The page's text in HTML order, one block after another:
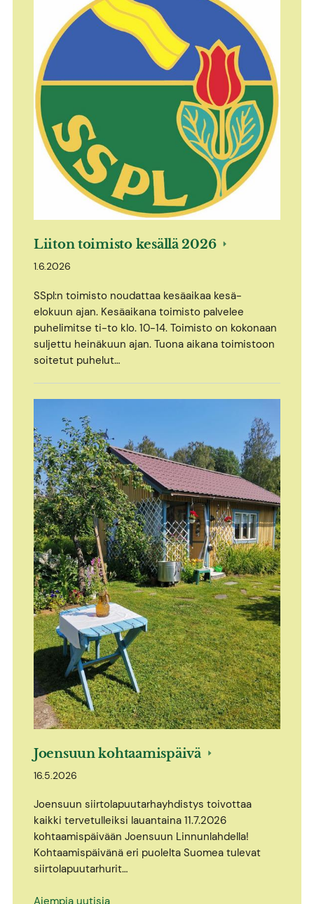
Liiton toimisto kesällä 2026
1.6.2026
SSpl:n toimisto noudattaa kesäaikaa kesä-
elokuun ajan. Kesäaikana toimisto palvelee
puhelimitse ti-to klo. 10-14. Toimisto on kokonaan
suljettu heinäkuun ajan. Tuona aikana toimistoon
soitetut puhelut…
Joensuun kohtaamispäivä
16.5.2026
Joensuun siirtolapuutarhayhdistys toivottaa
kaikki tervetulleiksi lauantaina 11.7.2026
kohtaamispäivään Joensuun Linnunlahdella!
Kohtaamispäivänä eri puolelta Suomea tulevat
siirtolapuutarhurit…
Aiempia uutisia